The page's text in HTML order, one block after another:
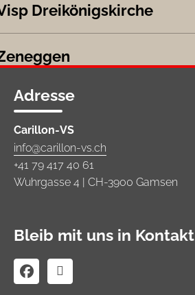
Dreikönigskirche
Adresse
Carillon-VS
info@carillon-vs.ch
+41 79 417 40 61
Wuhrgasse 4 | CH-3900 Gamsen
Bleib mit uns in Kontakt
 